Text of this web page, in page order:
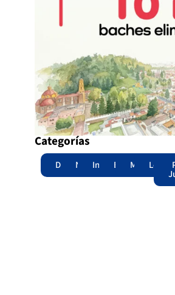
Categorías
Destacadas
NacionalInternacional
EdomexMunicipios